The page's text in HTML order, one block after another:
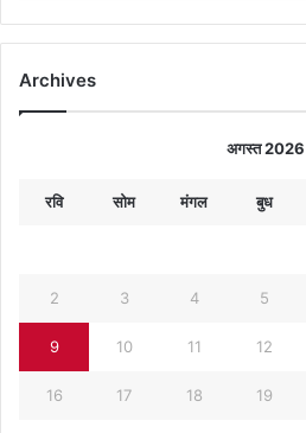
Archives
अगस्त 2026
रवि सोम मंगल बुध
2 3 4 5
9 10 11 12
16 17 18 19